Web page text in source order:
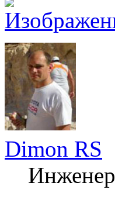
Dimon RS
Инженер